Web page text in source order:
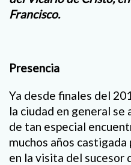
Francisco.
Presencia
Ya desde finales del
la ciudad en general se
de tan especial
muchos años
en la visita del sucesor